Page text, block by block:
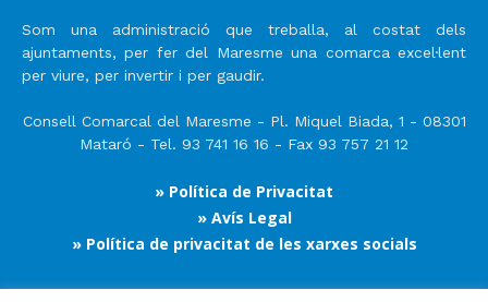
Som una administració que treballa, al costat dels
ajuntaments, per fer del Maresme una comarca excel·lent
per viure, per invertir i per gaudir.
Consell Comarcal del Maresme - Pl. Miquel Biada, 1 - 08301
Mataró - Tel. 93 741 16 16 - Fax 93 757 21 12
» Política de Privacitat
» Avís Legal
» Política de privacitat de les xarxes socials